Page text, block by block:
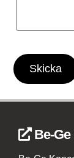
Skicka
Be-Ge